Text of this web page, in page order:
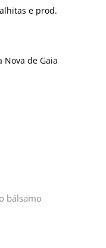
e prod.
de Gaia
bálsamo